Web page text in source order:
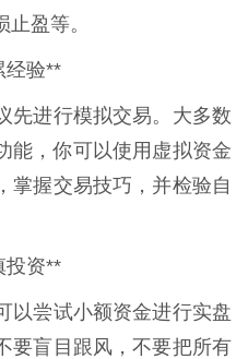
盈等。
经验**
先进行模拟交易。大多数
能，你可以使用虚拟资金
掌握交易技巧，并检验自
投资**
以尝试小额资金进行实盘
要盲目跟风，不要把所有